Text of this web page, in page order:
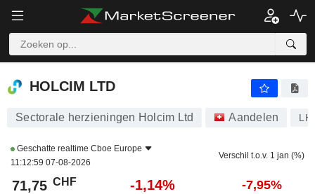
HOLCIM LTD
HOLCIM LTD
Sectorale herzieningen Holcim Ltd Aandelen
Geschatte realtime Cboe Europe
11:12:59 07-08-2026
Verschil t.o.v. 1 jan (%)
71,75 CHF -1,14% -7,95%